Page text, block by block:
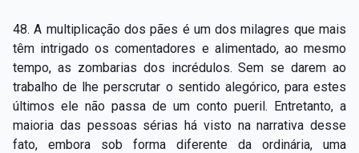
48. A multiplicação dos pães é um dos milagres que mais
têm intrigado os comentadores e alimentado, ao mesmo
tempo, as zombarias dos incrédulos. Sem se darem ao
trabalho de lhe perscrutar o sentido alegórico, para estes
últimos ele não passa de um conto pueril. Entretanto, a
maioria das pessoas sérias há visto na narrativa desse
fato, embora sob forma diferente da ordinária, uma